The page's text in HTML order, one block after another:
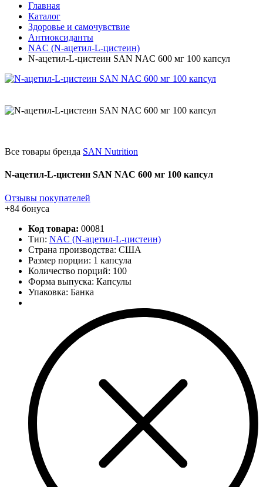
Главная
Каталог
Здоровье и самочувствие
Антиоксиданты
NAC (N-ацетил-L-цистеин)
N-ацетил-L-цистеин SAN NAC 600 мг 100 капсул
Все товары бренда SAN Nutrition
N-ацетил-L-цистеин SAN NAC 600 мг 100 капсул
Отзывы покупателей
+84 бонуса
Код товара: 00081
Тип: NAC (N-ацетил-L-цистеин)
Страна производства: США
Размер порции: 1 капсула
Количество порций: 100
Форма выпуска: Капсулы
Упаковка: Банка